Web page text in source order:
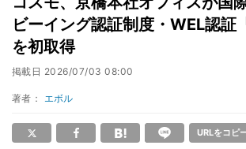
ビーイング認証制度・WEL認証
を初取得
掲載日 2026/07/03 08:00
著者： エボル
URLをコピ